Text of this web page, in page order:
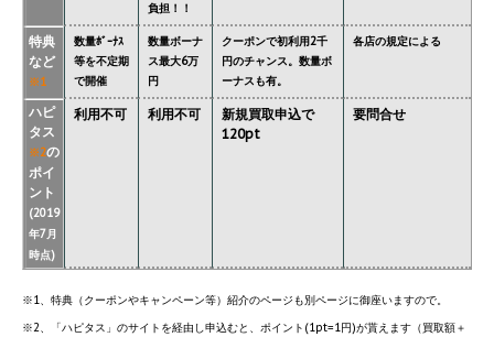
負担！！
特典
など
※1
数量ﾎﾞｰﾅｽ
等を不定期
で開催
数量ボーナ
ス最大6万
円
クーポンで初利用2千
円のチャンス。数量ボ
ーナスも有。
各店の規定による
ハピ
タス
※2の
ポイ
ント
(2019
年7月
時点)
利用不可 利用不可
新規買取申込で
120pt
要問合せ
※1、特典（クーポンやキャンペーン等）紹介のページも別ページに御座いますので。
※2、「ハピタス」のサイトを経由し申込むと、ポイント(1pt=1円)が貰えます（買取額＋